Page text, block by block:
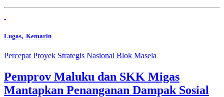
Lugas, Kemarin
Percepat Proyek Strategis Nasional Blok Masela
Pemprov Maluku dan SKK Migas
Mantapkan Penanganan Dampak Sosial